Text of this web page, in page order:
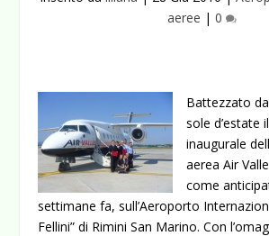
aeree | 0
Battezzato
sole d’estate
inaugurale
aerea Air
come
settimane fa, sull’Aeroporto
Fellini” di Rimini San Marino. Con